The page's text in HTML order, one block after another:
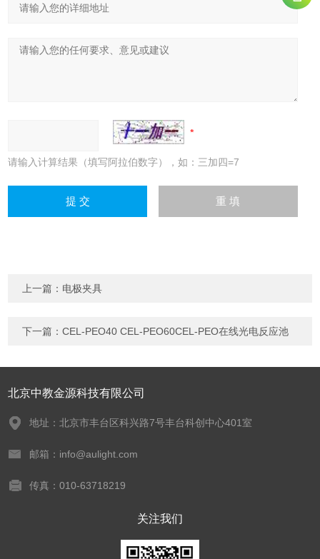
请输入计算结果（填写阿拉伯数字），如：三加四=7
上一篇： 电极夹具
下一篇：CEL-PEO40 CEL-PEO60CEL-PEO在线光电反应池
北京中教金源科技有限公司
地址：北京市丰台区科兴路7号丰台科创中心401室
邮箱：info@aulight.com
传真：010-63718219
关注我们